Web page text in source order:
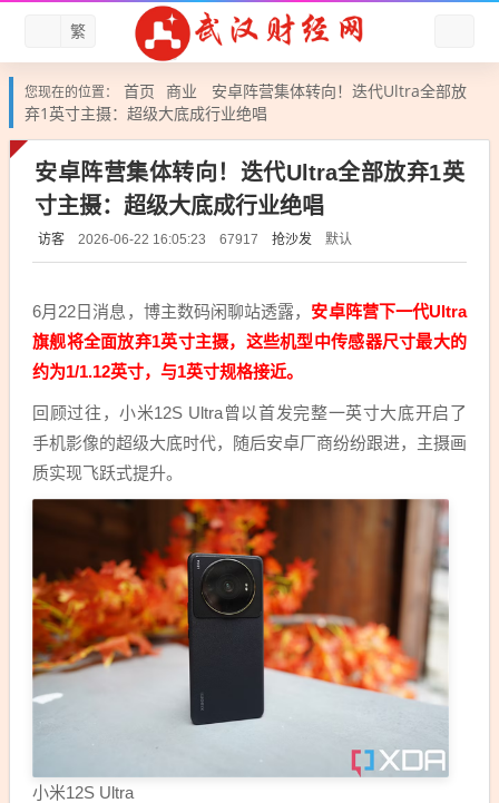
繁
您现在的位置： 首页 商业
安卓阵营集体转向！迭代Ultra全部放
弃1英寸主摄：超级大底成行业绝唱
安卓阵营集体转向！迭代Ultra全部放弃1英
寸主摄：超级大底成行业绝唱
访客 2026-06-22 16:05:23 67917 抢沙发 默认
6月22日消息，博主数码闲聊站透露， 安卓阵营下一代Ultra
旗舰将全面放弃1英寸主摄，这些机型中传感器尺寸最大的
约为1/1.12英寸，与1英寸规格接近。
回顾过往，小米12S Ultra曾以首发完整一英寸大底开启了
手机影像的超级大底时代，随后安卓厂商纷纷跟进，主摄画
质实现飞跃式提升。
小米12S Ultra